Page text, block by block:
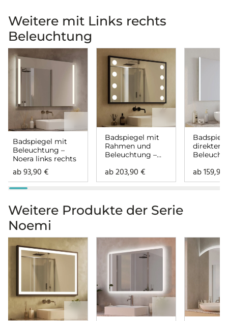
Weitere mit Links rechts
Beleuchtung
Badspiegel mit
Beleuchtung –
Noera links rechts
ab93,90€
Badspiegel mit
Rahmen und
Beleuchtung –
rechts
ab203,90€
direkter
rechts
ab159,90
Weitere Produkte der Serie
Noemi